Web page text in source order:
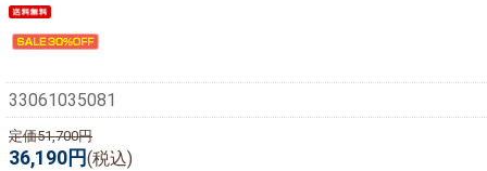
33061035081
定価51,700円
36,190円(税込)